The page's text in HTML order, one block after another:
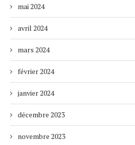
mai 2024
avril 2024
mars 2024
février 2024
janvier 2024
décembre 2023
novembre 2023